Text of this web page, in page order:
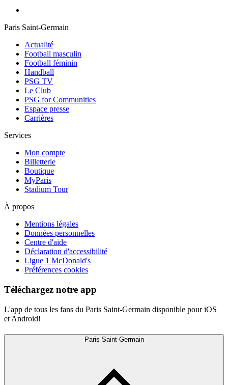
Paris Saint-Germain
Actualité
Football masculin
Football féminin
Handball
PSG TV
Le Club
PSG for Communities
Espace presse
Carrières
Services
Mon compte
Billetterie
Boutique
MyParis
Stadium Tour
À propos
Mentions légales
Données personnelles
Centre d'aide
Déclaration d'accessibilité
Ligue 1 McDonald's
Préférences cookies
Téléchargez notre app
L'app de tous les fans du Paris Saint-Germain disponible pour iOS
et Android!
Paris Saint-Germain